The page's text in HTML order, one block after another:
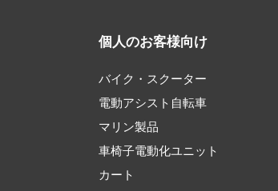
個人のお客様向け
バイク・スクーター
電動アシスト自転車
マリン製品
車椅子電動化ユニット
カート